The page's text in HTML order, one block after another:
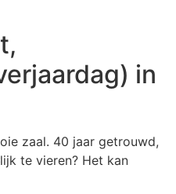
in
zaal. 40 jaar getrouwd,
te vieren? Het kan